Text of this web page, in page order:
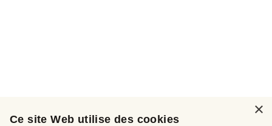
×
Ce site Web utilise des cookies